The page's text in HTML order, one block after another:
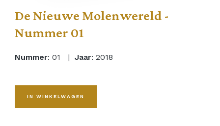
De Nieuwe Molenwereld -
Nummer 01
Nummer: 01 | Jaar: 2018
IN WINKELWAGEN